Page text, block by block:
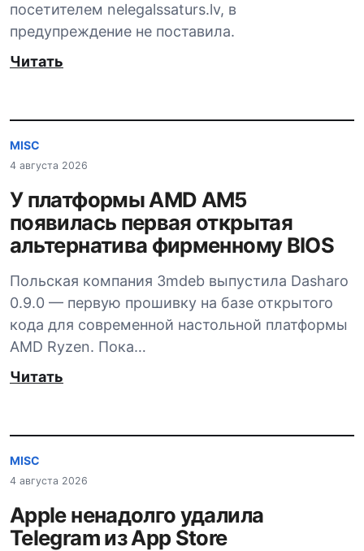
посетителем nelegalssaturs.lv, в
предупреждение не поставила.
Читать
MISC
4 августа 2026
У платформы AMD AM5
появилась первая открытая
альтернатива фирменному BIOS
Польская компания 3mdeb выпустила Dasharo
0.9.0 — первую прошивку на базе открытого
кода для современной настольной платформы
AMD Ryzen. Пока…
Читать
MISC
4 августа 2026
Apple ненадолго удалила
Telegram из App Store